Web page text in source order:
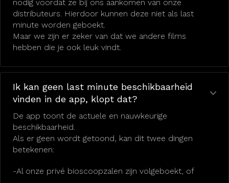
nodig voordat ze bij ons aankomen van onze
distributeurs. Hierdoor kunnen deze niet als last
minute worden geboekt.
Maar we zijn er zeker van dat we andere films
hebben die je ook leuk vindt.
Ik kan geen last minute beschikbaarheid
vinden in de app, klopt dat?
De app toont de actuele en nauwkeurige
beschikbaarheid.
Als er geen wordt getoond, kan dit twee dingen
betekenen:
-Al onze privé bioscoopzalen zijn volgeboekt, of